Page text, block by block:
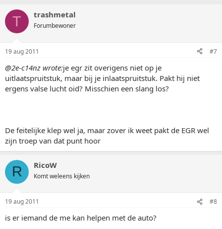
T trashmetal
Forumbewoner
19 aug 2011 #7
@2e-c14nz wrote:je egr zit overigens niet op je
uitlaatspruitstuk, maar bij je inlaatspruitstuk. Pakt hij niet
ergens valse lucht oid? Misschien een slang los?
De feitelijke klep wel ja, maar zover ik weet pakt de EGR wel
zijn troep van dat punt hoor
R RicoW
Komt weleens kijken
19 aug 2011 #8
is er iemand de me kan helpen met de auto?